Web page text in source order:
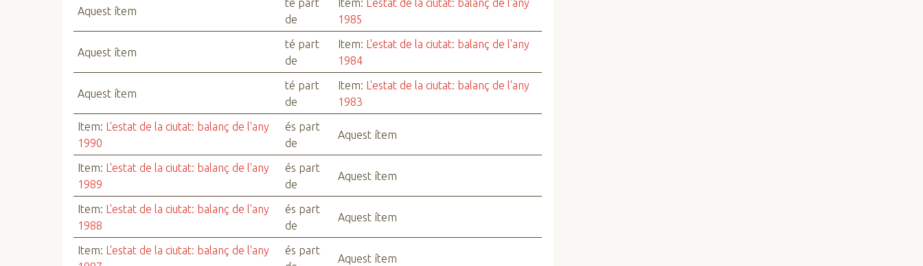
Aquest ítem
té part
de
Item: L'estat de la ciutat: balanç de l'any
1985
Aquest ítem
té part
de
Item: L'estat de la ciutat: balanç de l'any
1984
Aquest ítem
té part
de
Item: L'estat de la ciutat: balanç de l'any
1983
Item: L'estat de la ciutat: balanç de l'any
1990
és part
de
Aquest ítem
Item: L'estat de la ciutat: balanç de l'any
1989
és part
de
Aquest ítem
Item: L'estat de la ciutat: balanç de l'any
1988
és part
de
Aquest ítem
Item: L'estat de la ciutat: balanç de l'any
és part
Aquest ítem